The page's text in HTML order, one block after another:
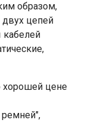
образом,
цепей
кабелей
хорошей цене